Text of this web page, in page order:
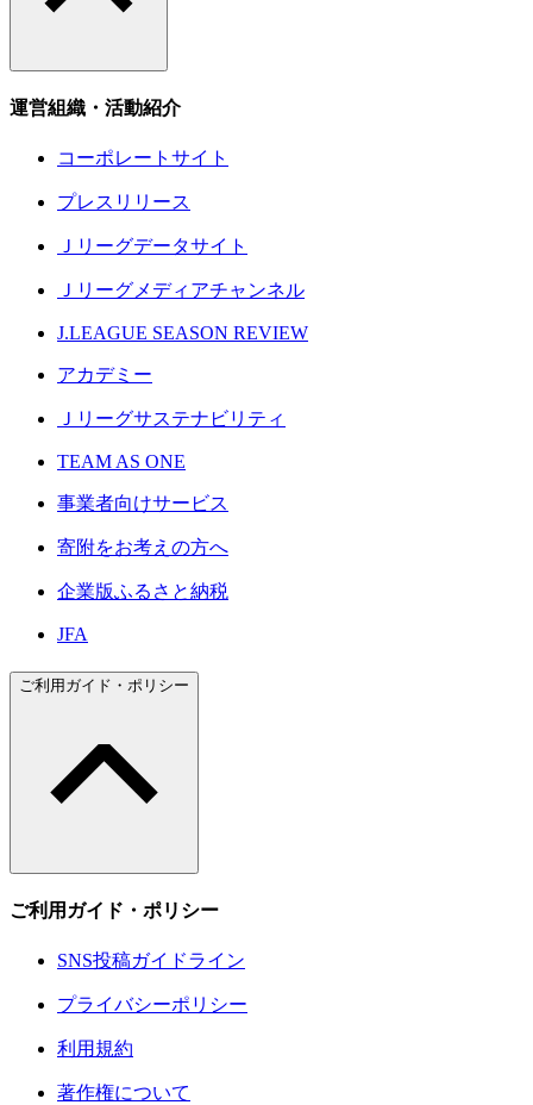
運営組織・活動紹介
コーポレートサイト
プレスリリース
Ｊリーグデータサイト
Ｊリーグメディアチャンネル
J.LEAGUE SEASON REVIEW
アカデミー
Ｊリーグサステナビリティ
TEAM AS ONE
事業者向けサービス
寄附をお考えの方へ
企業版ふるさと納税
JFA
ご利用ガイド・ポリシー
ご利用ガイド・ポリシー
SNS投稿ガイドライン
プライバシーポリシー
利用規約
著作権について